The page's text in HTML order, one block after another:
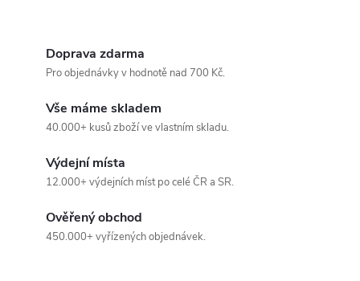
Doprava zdarma
Pro objednávky v hodnotě nad 700 Kč.
Vše máme skladem
40.000+ kusů zboží ve vlastním skladu.
Výdejní místa
12.000+ výdejních míst po celé ČR a SR.
Ověřený obchod
450.000+ vyřízených objednávek.